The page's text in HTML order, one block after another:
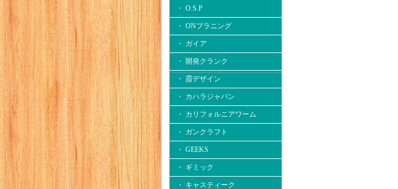
・ O.S.P
・ ONプラニング
・ ガイア
・ 開発クランク
・ 霞デザイン
・ カハラジャパン
・ カリフォルニアワーム
・ ガンクラフト
・ GEEKS
・ ギミック
・ キャスティーク